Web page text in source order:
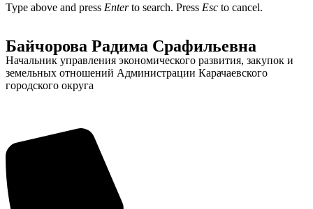
Type above and press Enterto search. Press Esc to cancel.
Байчорова Радима Срафильевна
Начальник управления экономического развития, закупок и
земельных отношений Администрации Карачаевского
городского округа